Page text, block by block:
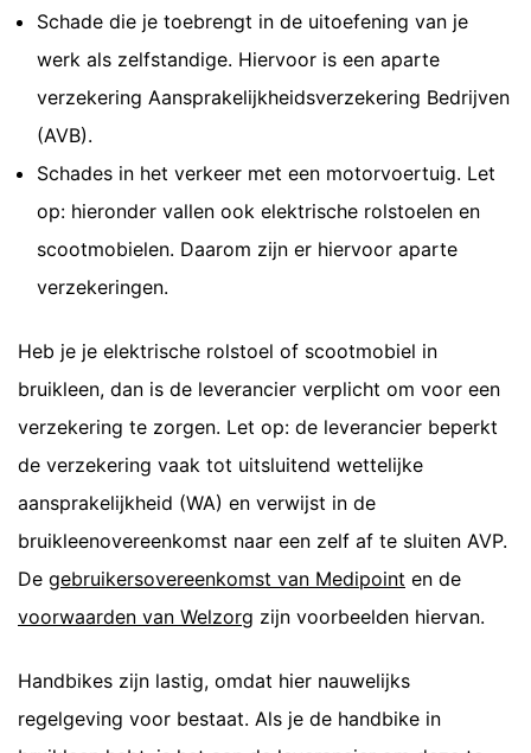
Schade die je toebrengt in de uitoefening van je
werk als zelfstandige. Hiervoor is een aparte
verzekering Aansprakelijkheidsverzekering Bedrijven
(AVB).
Schades in het verkeer met een motorvoertuig. Let
op: hieronder vallen ook elektrische rolstoelen en
scootmobielen. Daarom zijn er hiervoor aparte
verzekeringen.
Heb je je elektrische rolstoel of scootmobiel in
bruikleen, dan is de leverancier verplicht om voor een
verzekering te zorgen. Let op: de leverancier beperkt
de verzekering vaak tot uitsluitend wettelijke
aansprakelijkheid (WA) en verwijst in de
bruikleenovereenkomst naar een zelf af te sluiten AVP.
De gebruikersovereenkomst van Medipoint en de
voorwaarden van Welzorg zijn voorbeelden hiervan.
Handbikes zijn lastig, omdat hier nauwelijks
regelgeving voor bestaat. Als je de handbike in